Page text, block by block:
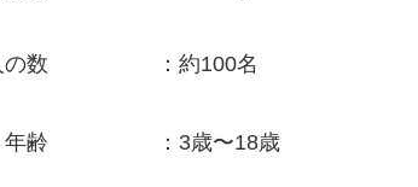
人の数 ：約100名
・年齢 ：3歳〜18歳